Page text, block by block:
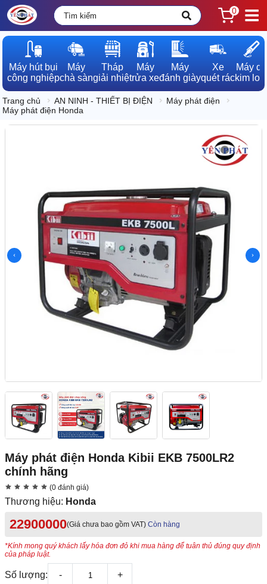
0
Máy hút bụi
công nghiệp
Máy
chà sàn
Tháp
giải nhiệt
Máy
rửa xe
Máy
đánh giày
Xe
quét rác
Máy dò
kim loại
Trang chủ AN NINH - THIẾT BỊ ĐIỆN
Máy phát điện
Máy phát điện Honda
Máy phát điện Honda Kibii EKB 7500LR2
chính hãng
(0 đánh giá)
Thương hiệu: Honda
22900000(Giá chưa bao gồm VAT) Còn hàng
*Kính mong quý khách lấy hóa đơn đỏ khi mua hàng để tuân thủ đúng quy định
của pháp luật.
Số lượng: - +